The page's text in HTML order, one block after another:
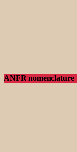
ANFR nomenclature